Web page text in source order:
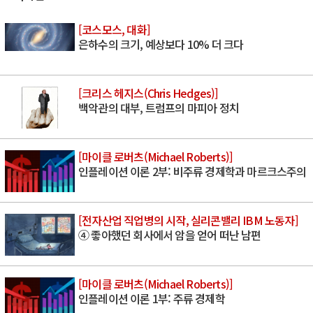
[코스모스, 대화]
은하수의 크기, 예상보다 10% 더 크다
[크리스 헤지스(Chris Hedges)]
백악관의 대부, 트럼프의 마피아 정치
[마이클 로버츠(Michael Roberts)]
인플레이션 이론 2부: 비주류 경제학과 마르크스주의
[전자산업 직업병의 시작, 실리콘밸리 IBM 노동자]
④ 좋아했던 회사에서 암을 얻어 떠난 남편
[마이클 로버츠(Michael Roberts)]
인플레이션 이론 1부: 주류 경제학